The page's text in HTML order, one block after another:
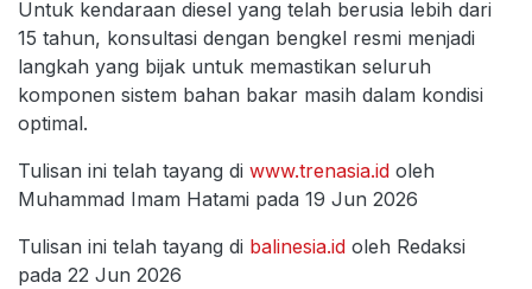
Untuk kendaraan diesel yang telah berusia lebih dari
15 tahun, konsultasi dengan bengkel resmi menjadi
langkah yang bijak untuk memastikan seluruh
komponen sistem bahan bakar masih dalam kondisi
optimal.
Tulisan ini telah tayang di www.trenasia.id oleh
Muhammad Imam Hatami pada 19 Jun 2026
Tulisan ini telah tayang di balinesia.id oleh Redaksi
pada 22 Jun 2026